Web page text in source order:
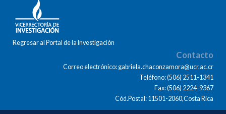
Regresar al Portal de la Investigación
Contacto
Correo electrónico: gabriela.chaconzamora@ucr.ac.cr
Teléfono: (506) 2511-1341
Fax: (506) 2224-9367
Cód.Postal: 11501-2060,Costa Rica